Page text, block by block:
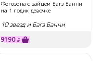
Фотозона с зайцем Багз Банни
на 1 годик девочке
10 звезд и Багз Банни
9190 ₽